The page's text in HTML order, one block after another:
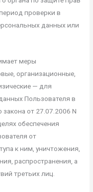
проверки в
данных или
меры
организационные,
— для
Пользователя в
закона от 27.07.2006 N
обеспечения
от
к ним, уничтожения,
распространения, а
третьих лиц.